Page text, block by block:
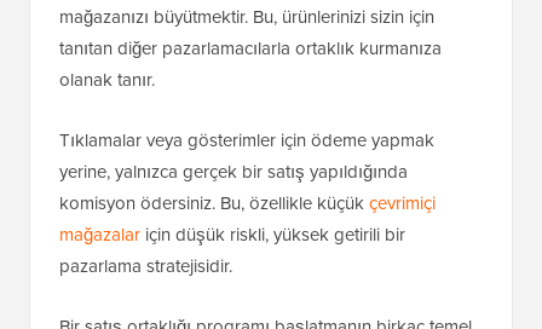
mağazanızı büyütmektir. Bu, ürünlerinizi sizin için
tanıtan diğer pazarlamacılarla ortaklık kurmanıza
olanak tanır.
Tıklamalar veya gösterimler için ödeme yapmak
yerine, yalnızca gerçek bir satış yapıldığında
komisyon ödersiniz. Bu, özellikle küçükçevrimiçi
mağazalar için düşük riskli, yüksek getirili bir
pazarlama stratejisidir.